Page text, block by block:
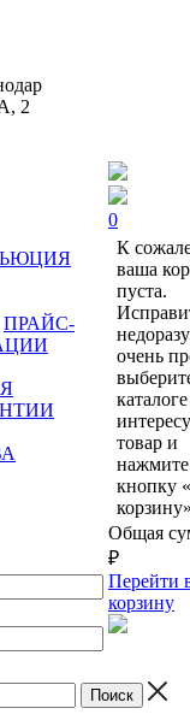
2
ПРАЙС-
0
К
ваша
пуста.
очень
каталоге
товар и
нажмите
кнопку
Общая
₽
Перейти
корзину